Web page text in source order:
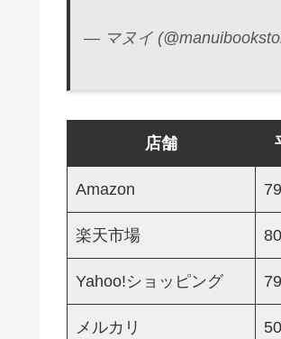
— マヌイ
店舗
Amazon
楽天市場
Yahoo!ショッピング
メルカリ